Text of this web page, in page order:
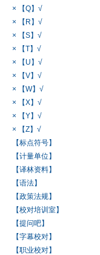
× 【Q】√
× 【R】√
× 【S】√
× 【T】√
× 【U】√
× 【V】√
× 【W】√
× 【X】√
× 【Y】√
× 【Z】√
【标点符号】
【计量单位】
【译林资料】
【语法】
【政策法规】
【校对培训室】
【提问吧】
【字幕校对】
【职业校对】